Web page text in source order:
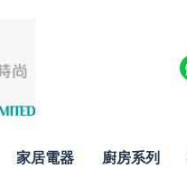
家居電器 廚房系列